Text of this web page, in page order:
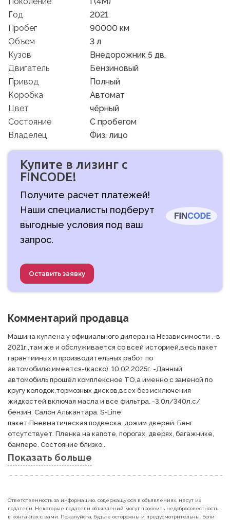
Год
2021
Пробег
90000 км
Объем
3 л
Кузов
Внедорожник 5 дв.
Двигатель
Бензиновый
Привод
Полный
Коробка
Автомат
Цвет
чёрный
Состояние
C пробегом
Владелец
Физ. лицо
Купите в лизинг с
FINCODE!
Получите расчет платежей!
Наши специалисты подберут
выгодные условия под ваш
запрос.
Оставить заявку
Комментарий продавца
Машина куплена у официального дилера,на Независимости ,-в
2021г.,там же и обслуживается со всей историей,весь пакет
гарантийных и производительных работ по
автомобилю,имеется-(каско). 10.02.2025г. -Данный
автомобиль прошёл комплексное ТО,а именно с заменой по
кругу колодок,тормозных дисков,всех без исключения
жидкостей,включая масла и все фильтра. -3.0л/340л.с/
бензин. Салон Алькантара. S-Linе
пакет.Пневматическая подвеска, дожим дверей. Бенг
отсутствует. Пленка на капоте, порогах, дверях, багажнике,
бампере. Состояние близко...
Показать больше
Ответственность за информацию, содержащуюся в объявлениях, несут их
податели. Некоторые податели объявлений могут проявить недобросовестность
в контактах с вами. Пожалуйста, будьте осторожны и предусмотрительны. Если